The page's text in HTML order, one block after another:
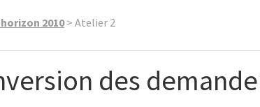
2010> Atelier 2
des